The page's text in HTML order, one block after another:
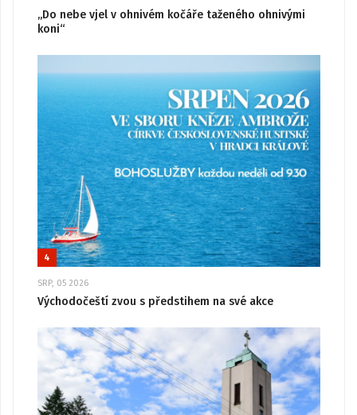
„Do nebe vjel v ohnivém kočáře taženého ohnivými
koni“
4
SRP, 05 2026
Východočeští zvou s předstihem na své akce